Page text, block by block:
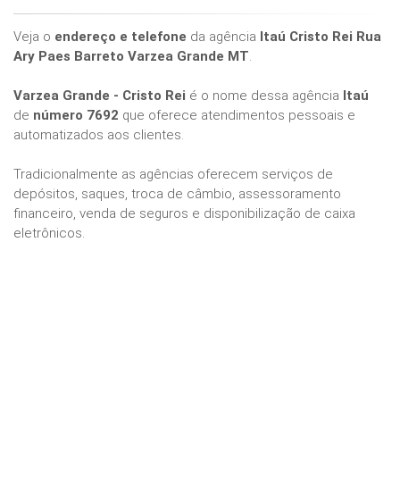
Veja o endereço e telefone da agência Itaú Cristo Rei Rua
Ary Paes Barreto Varzea Grande MT.
Varzea Grande - Cristo Rei é o nome dessa agência Itaú
de número 7692 que oferece atendimentos pessoais e
automatizados aos clientes.
Tradicionalmente as agências oferecem serviços de
depósitos, saques, troca de câmbio, assessoramento
financeiro, venda de seguros e disponibilização de caixa
eletrônicos.